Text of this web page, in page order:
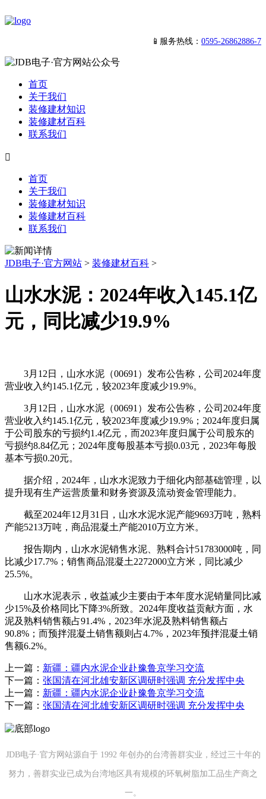
📱服务热线： 0595-26862886-7
首页
关于我们
装修建材知识
装修建材百科
联系我们

首页
关于我们
装修建材知识
装修建材百科
联系我们
JDB电子·官方网站 > 装修建材百科 >
山水水泥：2024年收入145.1亿
元，同比减少19.9%
3月12日，山水水泥（00691）发布公告称，公司2024年度
营业收入约145.1亿元，较2023年度减少19.9%。
3月12日，山水水泥（00691）发布公告称，公司2024年度
营业收入约145.1亿元，较2023年度减少19.9%；2024年度归属
于公司股东的亏损约1.4亿元，而2023年度归属于公司股东的
亏损约8.84亿元；2024年度每股基本亏损0.03元，2023年每股
基本亏损0.20元。
据介绍，2024年，山水水泥致力于细化内部基础管理，以
提升现有生产运营质量和财务资源及流动资金管理能力。
截至2024年12月31日，山水水泥水泥产能9693万吨，熟料
产能5213万吨，商品混凝土产能2010万立方米。
报告期内，山水水泥销售水泥、熟料合计51783000吨，同
比减少17.7%；销售商品混凝土2272000立方米，同比减少
25.5%。
山水水泥表示，收益减少主要由于本年度水泥销量同比减
少15%及价格同比下降3%所致。2024年度收益贡献方面，水
泥及熟料销售额占91.4%，2023年水泥及熟料销售额占
90.8%；而预拌混凝土销售额则占4.7%，2023年预拌混凝土销
售额6.2%。
上一篇： 新疆：疆内水泥企业赴豫鲁京学习交流
下一篇： 张国清在河北雄安新区调研时强调 充分发挥中央
上一篇： 新疆：疆内水泥企业赴豫鲁京学习交流
下一篇： 张国清在河北雄安新区调研时强调 充分发挥中央
JDB电子·官方网站源自于 1992 年创办的台湾善群实业，经过三十年的
努力，善群实业已成为台湾地区具有规模的环氧树脂加工品生产商之
一。